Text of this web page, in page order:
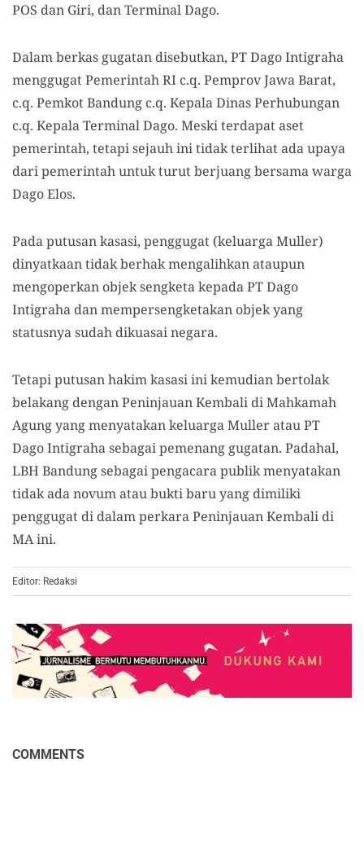
POS dan Giri, dan Terminal Dago.
Dalam berkas gugatan disebutkan, PT Dago Intigraha
menggugat Pemerintah RI c.q. Pemprov Jawa Barat,
c.q. Pemkot Bandung c.q. Kepala Dinas Perhubungan
c.q. Kepala Terminal Dago. Meski terdapat aset
pemerintah, tetapi sejauh ini tidak terlihat ada upaya
dari pemerintah untuk turut berjuang bersama warga
Dago Elos.
Pada putusan kasasi, penggugat (keluarga Muller)
dinyatkaan tidak berhak mengalihkan ataupun
mengoperkan objek sengketa kepada PT Dago
Intigraha dan mempersengketakan objek yang
statusnya sudah dikuasai negara.
Tetapi putusan hakim kasasi ini kemudian bertolak
belakang dengan Peninjauan Kembali di Mahkamah
Agung yang menyatakan keluarga Muller atau PT
Dago Intigraha sebagai pemenang gugatan. Padahal,
LBH Bandung sebagai pengacara publik menyatakan
tidak ada novum atau bukti baru yang dimiliki
penggugat di dalam perkara Peninjauan Kembali di
MA ini.
Editor: Redaksi
COMMENTS